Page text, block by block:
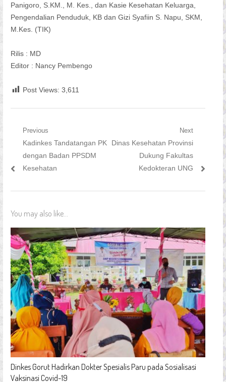
Panigoro, S.KM., M. Kes., dan Kasie Kesehatan Keluarga,
Pengendalian Penduduk, KB dan Gizi Syafiin S. Napu, SKM,
M.Kes. (TIK)
Rilis : MD
Editor : Nancy Pembengo
Post Views: 3,611
Navigasi
pos
Previous
Previous
post:
Kadinkes Tandatangan PK
dengan Badan PPSDM
Kesehatan
Next
Next
Dinas Kesehatan Provinsi
Dukung Fakultas
Kedokteran UNG
You may also like...
Dinkes Gorut Hadirkan Dokter Spesialis Paru pada Sosialisasi
Vaksinasi Covid-19